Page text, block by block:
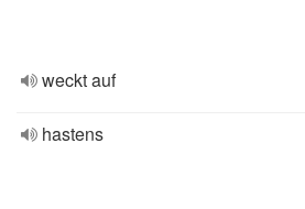
weckt auf
hastens